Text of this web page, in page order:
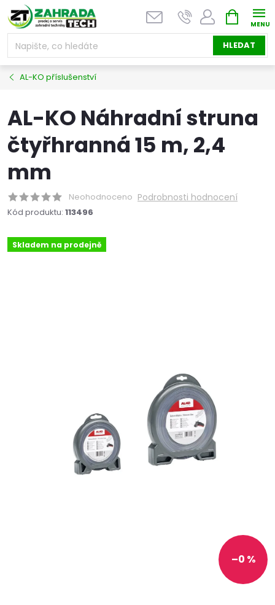
Přejít
na
obsah
HLEDAT
NÁKUPNÍ
KOŠÍK
AL-KO příslušenství
AL-KO Náhradní struna
čtyřhranná 15 m, 2,4
mm
Neohodnoceno Podrobnosti hodnocení
Kód produktu: 113496
Skladem na prodejně
–0 %